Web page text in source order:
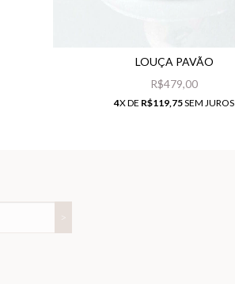
LOUÇA PAVÃO
R$479,00
4X DE R$119,75SEM JUROS